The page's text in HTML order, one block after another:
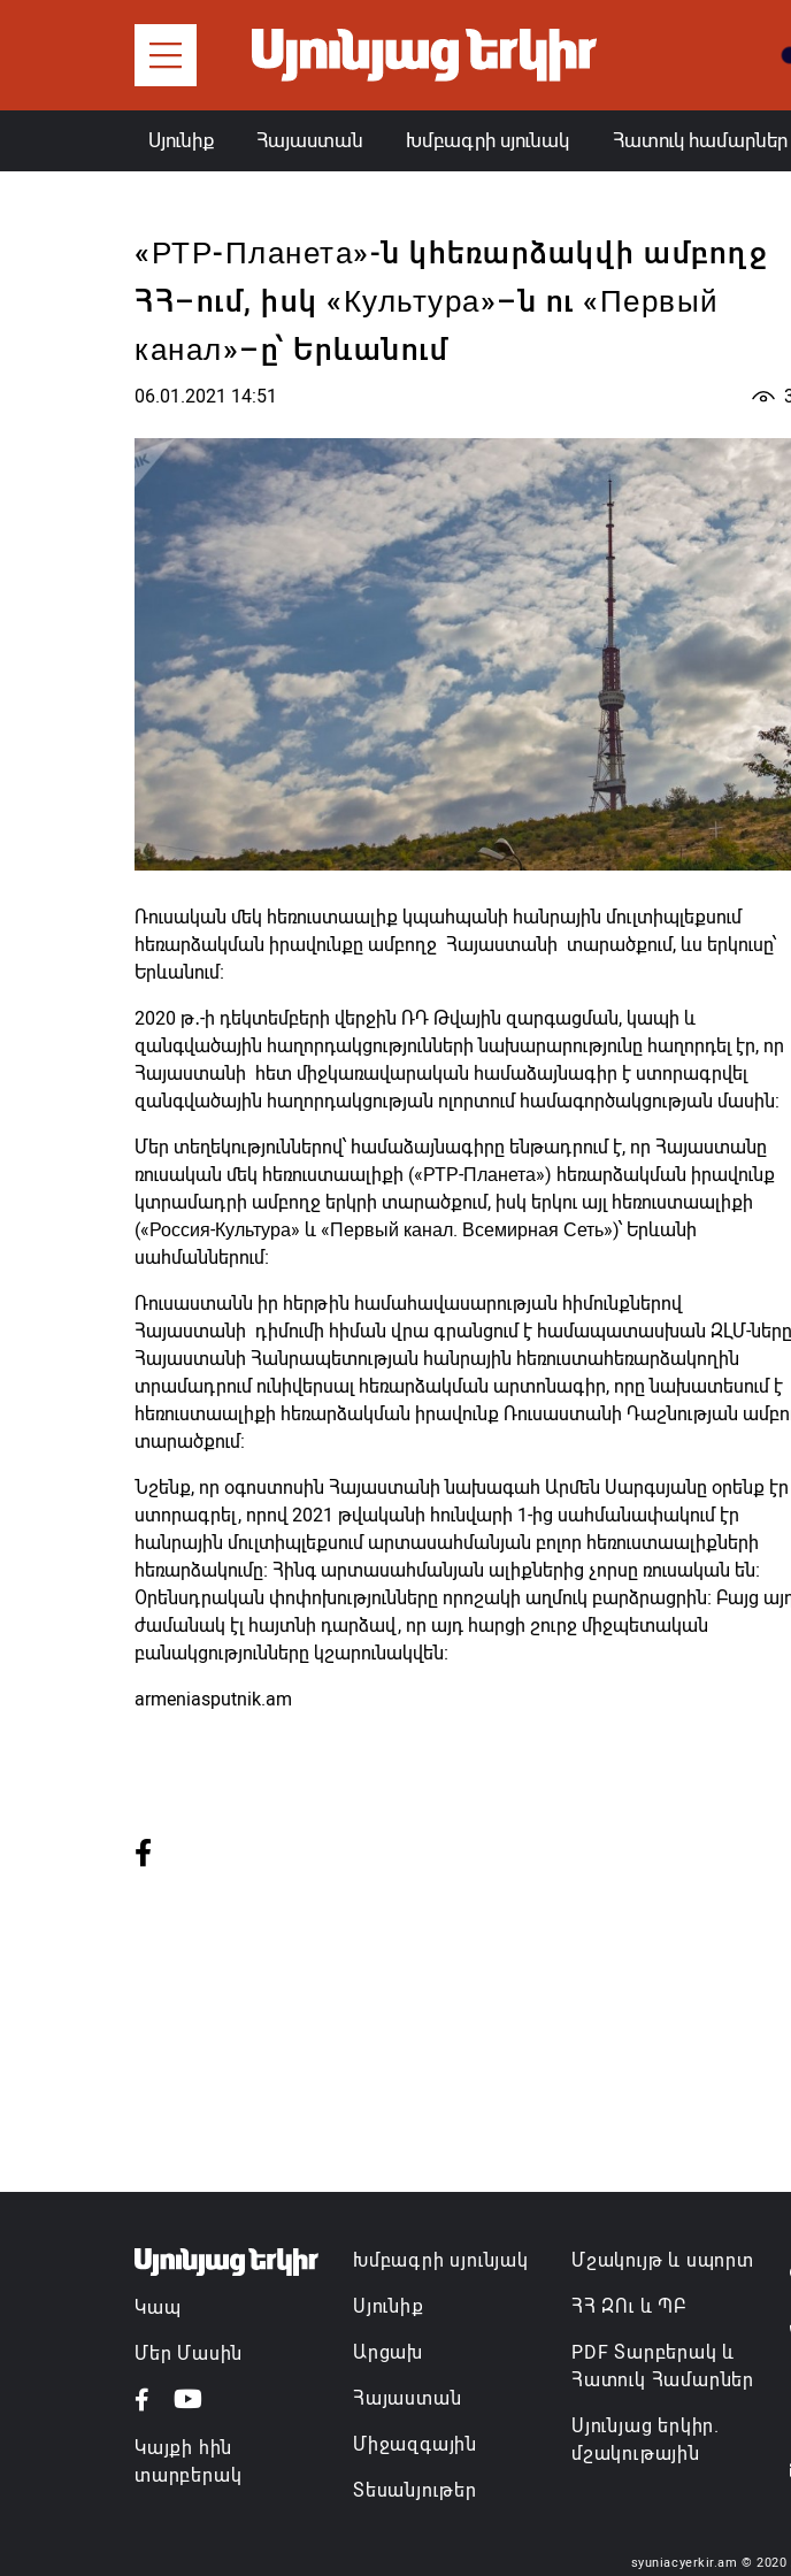
Սյունիք Հայաստան Խմբագրի սյունակ Հատուկ համարներ
«РТР-Планета»-ն կհեռարձակվի ամբողջ
ՀՀ–ում, իսկ «Культура»–ն ու «Первый
канал»–ը՝ Երևանում
06.01.2021 14:51
Ռուսական մեկ հեռուստաալիք կպահպանի հանրային մուլտիպլեքսում
հեռարձակման իրավունքը ամբողջ Հայաստանի տարածքում, ևս երկուսը՝
Երևանում։
2020 թ․-ի դեկտեմբերի վերջին ՌԴ Թվային զարգացման, կապի և
զանգվածային հաղորդակցությունների նախարարությունը հաղորդել էր, որ
Հայաստանի հետ միջկառավարական համաձայնագիր է ստորագրվել
զանգվածային հաղորդակցության ոլորտում համագործակցության մասին:
Մեր տեղեկություններով՝ համաձայնագիրը ենթադրում է, որ Հայաստանը
ռուսական մեկ հեռուստաալիքի («РТР-Планета») հեռարձակման իրավունք
կտրամադրի ամբողջ երկրի տարածքում, իսկ երկու այլ հեռուստաալիքի
(«Россия-Культура» և «Первый канал. Всемирная Сеть»)՝ Երևանի
սահմաններում։
Ռուսաստանն իր հերթին համահավասարության հիմունքներով
Հայաստանի դիմումի հիման վրա գրանցում է համապատասխան ԶԼՄ-
Հայաստանի Հանրապետության հանրային հեռուստահեռարձակողին
տրամադրում ունիվերսալ հեռարձակման արտոնագիր, որը նախատեսում է
հեռուստաալիքի հեռարձակման իրավունք Ռուսաստանի Դաշնության
տարածքում:
Նշենք, որ օգոստոսին Հայաստանի նախագահ Արմեն Սարգսյանը օրենք էր
ստորագրել, որով 2021 թվականի հունվարի 1-ից սահմանափակում էր
հանրային մուլտիպլեքսում արտասահմանյան բոլոր հեռուստաալիքների
հեռարձակումը։ Հինգ արտասահմանյան ալիքներից չորսը ռուսական են։
Օրենսդրական փոփոխությունները որոշակի աղմուկ բարձրացրին։ Բայց
ժամանակ էլ հայտնի դարձավ, որ այդ հարցի շուրջ միջպետական
բանակցությունները կշարունակվեն։
armeniasputnik.am
Կապ
Մեր Մասին
Կայքի հին
տարբերակ
Խմբագրի սյունյակ
Սյունիք
Արցախ
Հայաստան
Միջազգային
Տեսանյութեր
Մշակույթ և սպորտ
ՀՀ ԶՈւ և ՊԲ
PDF Տարբերակ և
Հատուկ Համարներ
Սյունյաց երկիր.
մշակութային
syuniacyerkir.am © 2020